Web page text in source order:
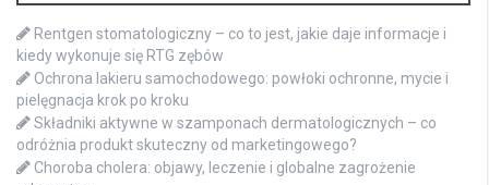
Rentgen stomatologiczny – co to jest, jakie daje informacje i
kiedy wykonuje się RTG zębów
Ochrona lakieru samochodowego: powłoki ochronne, mycie i
pielęgnacja krok po kroku
Składniki aktywne w szamponach dermatologicznych – co
odróżnia produkt skuteczny od marketingowego?
Choroba cholera: objawy, leczenie i globalne zagrożenie